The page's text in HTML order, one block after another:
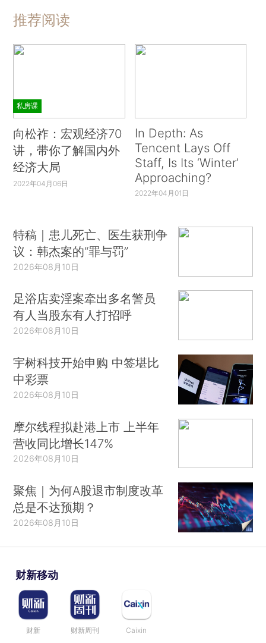
推荐阅读
私房课
向松祚：宏观经济70
讲，带你了解国内外
经济大局
2022年04月06日
In Depth: As
Tencent Lays Off
Staff, Is Its ‘Winter’
Approaching?
2022年04月01日
特稿｜患儿死亡、医生获刑争
议：韩杰案的“罪与罚”
2026年08月10日
足浴店卖淫案牵出多名警员
有人当股东有人打招呼
2026年08月10日
宇树科技开始申购 中签堪比
中彩票
2026年08月10日
摩尔线程拟赴港上市 上半年
营收同比增长147%
2026年08月10日
聚焦｜为何A股退市制度改革
总是不达预期？
2026年08月10日
财新移动
财新 财新周刊 Caixin